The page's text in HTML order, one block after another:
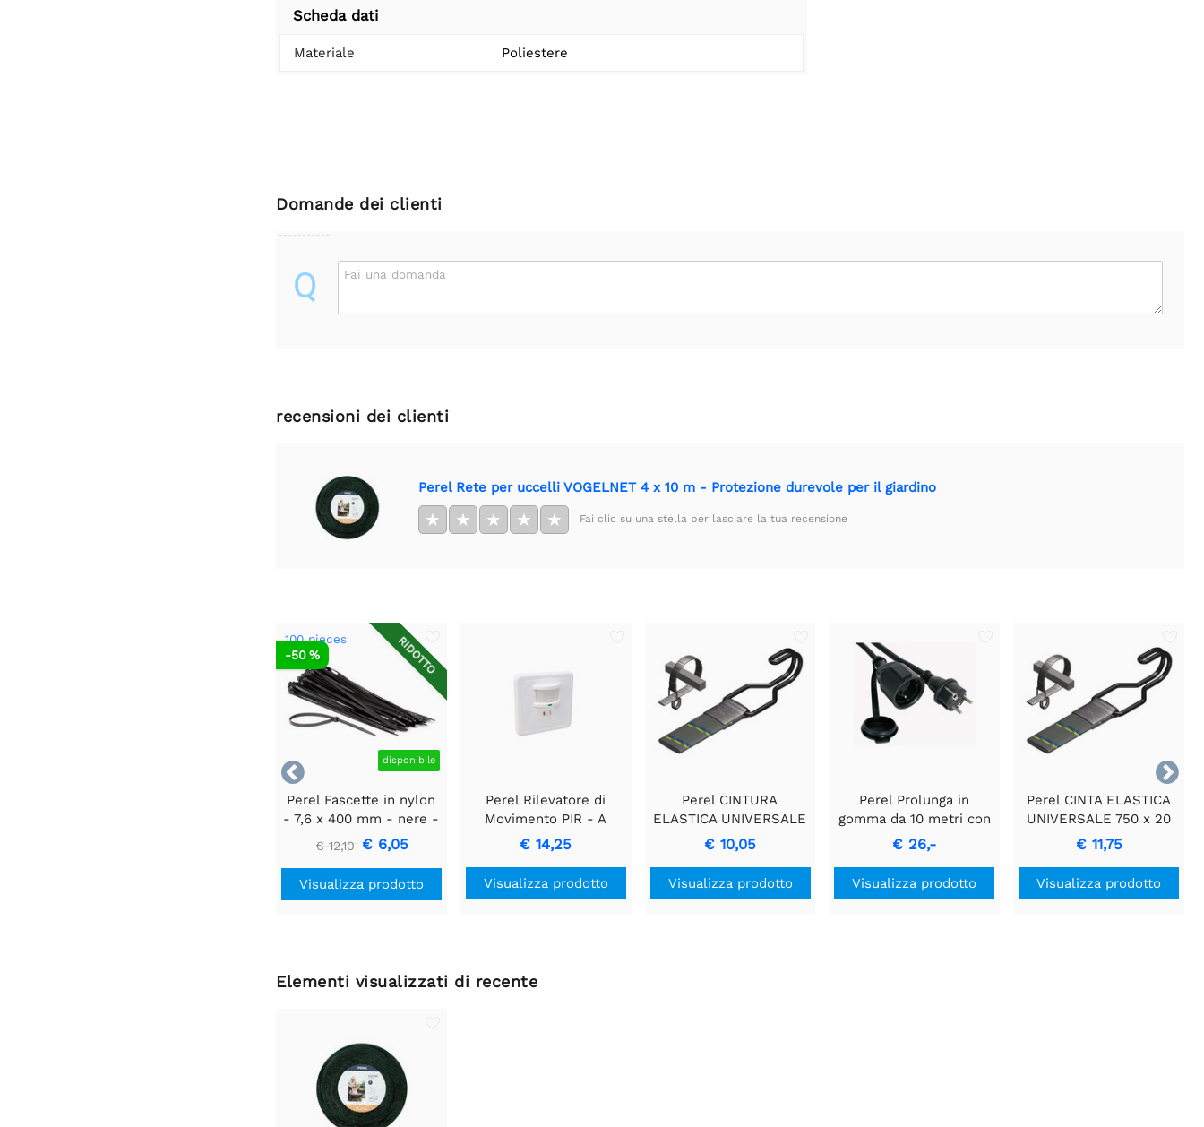
Scheda dati
Materiale Poliestere
Domande dei clienti
Q Fai una domanda
recensioni dei clienti
Perel Rete per uccelli VOGELNET 4 x 10 m - Protezione durevole per il giardino
★ ★ ★ ★ ★ Fai clic su una stella per lasciare la tua recensione


RIDOTTO
100 pieces
disponibile
-50 %
Perel Fascette in nylon
- 7,6 x 400 mm - nere -
100 pz
€ 12,10 € 6,05
Visualizza prodotto
Perel Rilevatore di
Movimento PIR - A
incasso con
Rilevamento Movimento
& Design Incassato
€ 14,25
Visualizza prodotto
Perel CINTURA
ELASTICA UNIVERSALE
600 x 20 mm
€ 10,05
Visualizza prodotto
Perel Prolunga in
gomma da 10 metri con
conduttori 3G1.5
€ 26,-
Visualizza prodotto
Perel CINTA ELASTICA
UNIVERSALE 750 x 20
mm - Cinghia di
Trasmissione Versatile
€ 11,75
Visualizza prodotto
Elementi visualizzati di recente